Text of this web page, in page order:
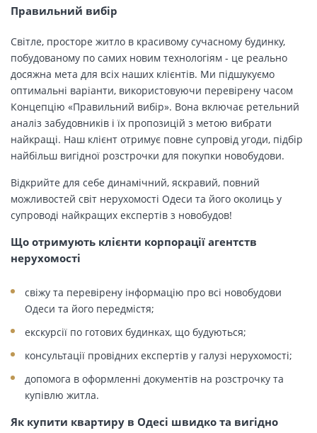
Правильний вибір
Світле, просторе житло в красивому сучасному будинку,
побудованому по самих новим технологіям - це реально
досяжна мета для всіх наших клієнтів. Ми підшукуємо
оптимальні варіанти, використовуючи перевірену часом
Концепцію «Правильний вибір». Вона включає ретельний
аналіз забудовників і їх пропозицій з метою вибрати
найкращі. Наш клієнт отримує повне супровід угоди, підбір
найбільш вигідної розстрочки для покупки новобудови.
Відкрийте для себе динамічний, яскравий, повний
можливостей світ нерухомості Одеси та його околиць у
супроводі найкращих експертів з новобудов!
Що отримують клієнти корпорації агентств
нерухомості
свіжу та перевірену інформацію про всі новобудови
Одеси та його передмістя;
екскурсії по готових будинках, що будуються;
консультації провідних експертів у галузі нерухомості;
допомога в оформленні документів на розстрочку та
купівлю житла.
Як купити квартиру в Одесі швидко та вигідно